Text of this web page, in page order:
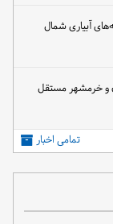
تابستانه ۱۴۰۵ در شبکه‌های آبیاری شمال
و خرمشهر مستقل
تمامی اخبار